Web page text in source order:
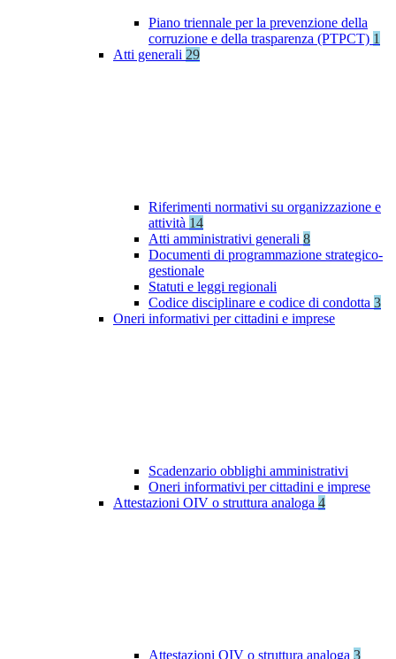
Piano triennale per la prevenzione della
corruzione e della trasparenza (PTPCT) 1
Atti generali 29
Riferimenti normativi su organizzazione e
attività 14
Atti amministrativi generali 8
Documenti di programmazione strategico-
gestionale
Statuti e leggi regionali
Codice disciplinare e codice di condotta 3
Oneri informativi per cittadini e imprese
Scadenzario obblighi amministrativi
Oneri informativi per cittadini e imprese
Attestazioni OIV o struttura analoga 4
Attestazioni OIV o struttura analoga 3